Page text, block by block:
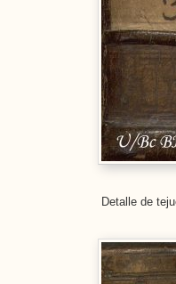
Detalle de